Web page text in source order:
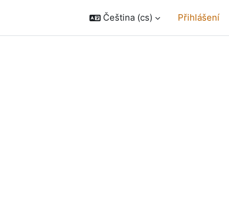
Čeština ‎(cs)‎ Přihlášení